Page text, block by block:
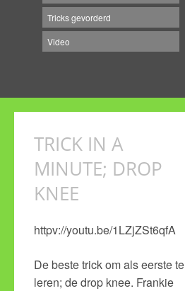
Tricks gevorderd
Video
TRICK IN A
MINUTE; DROP
KNEE
httpv://youtu.be/1LZjZSt6qfA
De beste trick om als eerste te
leren; de drop knee. Frankie